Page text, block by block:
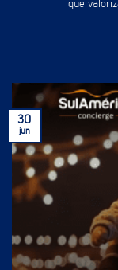
que
30
jun